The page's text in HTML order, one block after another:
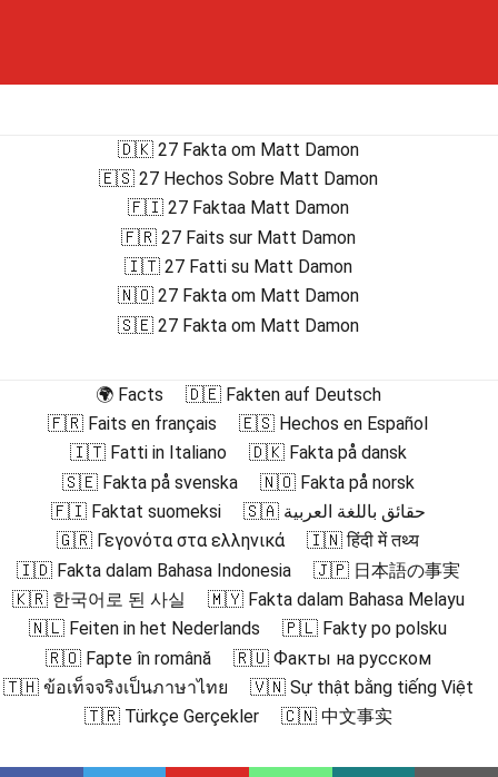
🇩🇰 27 Fakta om Matt Damon
🇪🇸 27 Hechos Sobre Matt Damon
🇫🇮 27 Faktaa Matt Damon
🇫🇷 27 Faits sur Matt Damon
🇮🇹 27 Fatti su Matt Damon
🇳🇴 27 Fakta om Matt Damon
🇸🇪 27 Fakta om Matt Damon
🌍 Facts
🇩🇪 Fakten auf Deutsch
🇫🇷 Faits en français
🇪🇸 Hechos en Español
🇮🇹 Fatti in Italiano
🇩🇰 Fakta på dansk
🇸🇪 Fakta på svenska
🇳🇴 Fakta på norsk
🇫🇮 Faktat suomeksi
🇸🇦 حقائق باللغة العربية
🇬🇷 Γεγονότα στα ελληνικά
🇮🇳 हिंदी में तथ्य
🇮🇩 Fakta dalam Bahasa Indonesia
🇯🇵 日本語の事実
🇰🇷 한국어로 된 사실
🇲🇾 Fakta dalam Bahasa Melayu
🇳🇱 Feiten in het Nederlands
🇵🇱 Fakty po polsku
🇷🇴 Fapte în română
🇷🇺 Факты на русском
🇹🇭 ข้อเท็จจริงเป็นภาษาไทย
🇻🇳 Sự thật bằng tiếng Việt
🇹🇷 Türkçe Gerçekler
🇨🇳 中文事实